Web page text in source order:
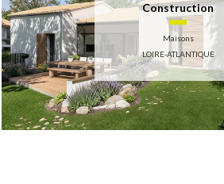
Construction
Maisons
LOIRE-ATLANTIQUE